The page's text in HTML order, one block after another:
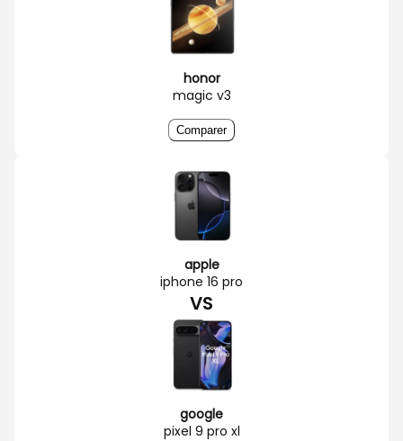
honor
magic v3
Comparer
apple
iphone 16 pro
VS
google
pixel 9 pro xl